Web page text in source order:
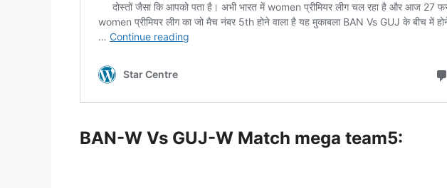
BAN-W Vs GUJ-W Match mega team5: